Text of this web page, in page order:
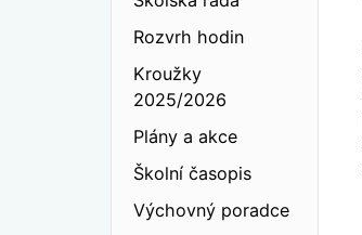
Rozvrh hodin
Kroužky
2025/2026
Plány a akce
Školní časopis
Výchovný poradce